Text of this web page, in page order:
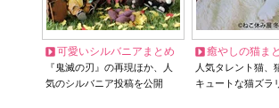
可愛いシルバニアまとめ
『鬼滅の刃』の再現ほか、人
気のシルバニア投稿を公開
癒やしの猫ま
人気タレント猫
キュートな猫ズラ